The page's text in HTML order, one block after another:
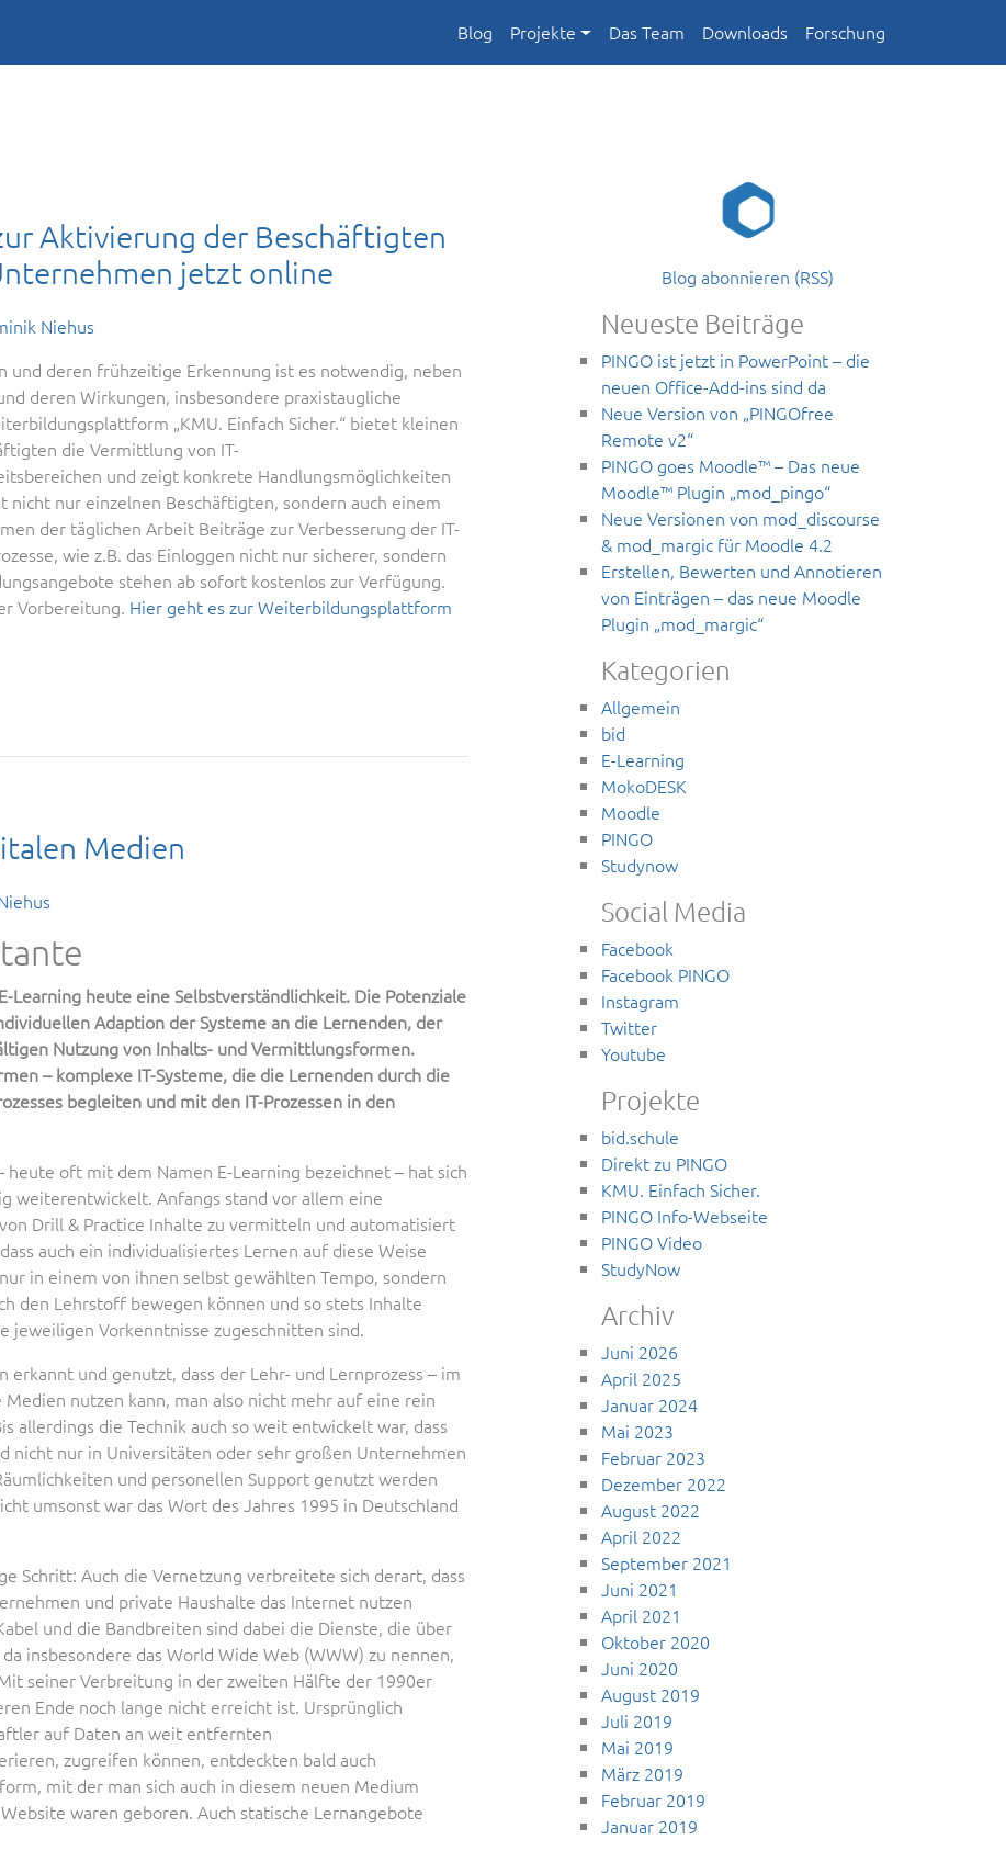
Blog Projekte Das Team Downloads Forschung
Aktivierung der Beschäftigten
jetzt online
Niehus
und deren frühzeitige Erkennung ist es notwendig, neben
deren Wirkungen, insbesondere praxistaugliche
„KMU. Einfach Sicher.“ bietet kleinen
die Vermittlung von IT-
und zeigt konkrete Handlungsmöglichkeiten
nur einzelnen Beschäftigten, sondern auch einem
der täglichen Arbeit Beiträge zur Verbesserung der IT-
wie z.B. das Einloggen nicht nur sicherer, sondern
stehen ab sofort kostenlos zur Verfügung.
Vorbereitung. Hier geht es zur Weiterbildungsplattform
Medien
heute eine Selbstverständlichkeit. Die Potenziale
Adaption der Systeme an die Lernenden, der
Nutzung von Inhalts- und Vermittlungsformen.
– komplexe IT-Systeme, die die Lernenden durch die
begleiten und mit den IT-Prozessen in den
oft mit dem Namen E-Learning bezeichnet – hat sich
weiterentwickelt. Anfangs stand vor allem eine
Drill & Practice Inhalte zu vermitteln und automatisiert
auch ein individualisiertes Lernen auf diese Weise
in einem von ihnen selbst gewählten Tempo, sondern
den Lehrstoff bewegen können und so stets Inhalte
jeweiligen Vorkenntnisse zugeschnitten sind.
und genutzt, dass der Lehr- und Lernprozess – im
nutzen kann, man also nicht mehr auf eine rein
allerdings die Technik auch so weit entwickelt war, dass
nicht nur in Universitäten oder sehr großen Unternehmen
und personellen Support genutzt werden
umsonst war das Wort des Jahres 1995 in Deutschland
Schritt: Auch die Vernetzung verbreitete sich derart, dass
und private Haushalte das Internet nutzen
und die Bandbreiten sind dabei die Dienste, die über
insbesondere das World Wide Web (WWW) zu nennen,
seiner Verbreitung in der zweiten Hälfte der 1990er
Ende noch lange nicht erreicht ist. Ursprünglich
auf Daten an weit entfernten
zugreifen können, entdeckten bald auch
mit der man sich auch in diesem neuen Medium
waren geboren. Auch statische Lernangebote
Blog abonnieren (RSS)
Neueste Beiträge
PINGO ist jetzt in PowerPoint – die
neuen Office-Add-ins sind da
Neue Version von „PINGOfree
Remote v2“
PINGO goes Moodle™ – Das neue
Moodle™ Plugin „mod_pingo“
Neue Versionen von mod_discourse
& mod_margic für Moodle 4.2
Erstellen, Bewerten und Annotieren
von Einträgen – das neue Moodle
Plugin „mod_margic“
Kategorien
Allgemein
bid
E-Learning
MokoDESK
Moodle
PINGO
Studynow
Social Media
Facebook
Facebook PINGO
Instagram
Twitter
Youtube
Projekte
bid.schule
Direkt zu PINGO
KMU. Einfach Sicher.
PINGO Info-Webseite
PINGO Video
StudyNow
Archiv
Juni 2026
April 2025
Januar 2024
Mai 2023
Februar 2023
Dezember 2022
August 2022
April 2022
September 2021
Juni 2021
April 2021
Oktober 2020
Juni 2020
August 2019
Juli 2019
Mai 2019
März 2019
Februar 2019
Januar 2019